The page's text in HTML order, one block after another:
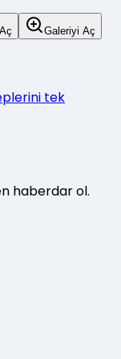
Galeriyi Aç
tek
haberdar ol.